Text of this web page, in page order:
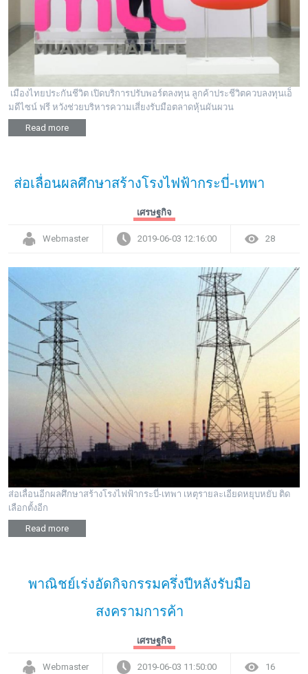
เมืองไทยประกันชีวิต เปิดบริการปรับพอร์ตลงทุน ลูกค้าประชีวิตควบลงทุนเอ็
มดีไซน์ ฟรี หวังช่วยบริหารความเสี่ยงรับมือตลาดหุ้นผันผวน
Read more
ส่อเลื่อนผลศึกษาสร้างโรงไฟฟ้ากระบี่-เทพา
เศรษฐกิจ
Webmaster 2019-06-03 12:16:00 28
ส่อเลื่อนอีกผลศึกษาสร้างโรงไฟฟ้ากระบี่-เทพา เหตุรายละเอียดหยุบหยับ ติด
เลือกตั้งอีก
Read more
พาณิชย์เร่งอัดกิจกรรมครึ่งปีหลังรับมือ
สงครามการค้า
เศรษฐกิจ
Webmaster 2019-06-03 11:50:00 16